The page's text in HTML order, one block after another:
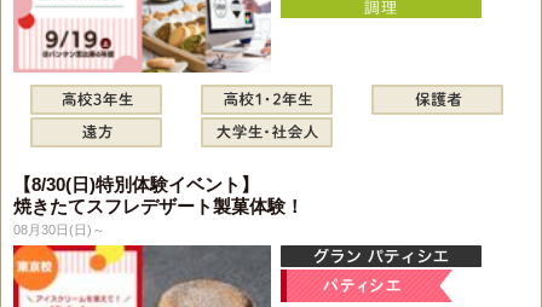
【8/30(日)特別体験イベント】
焼きたてスフレデザート製菓体験！
08月30日(日)～